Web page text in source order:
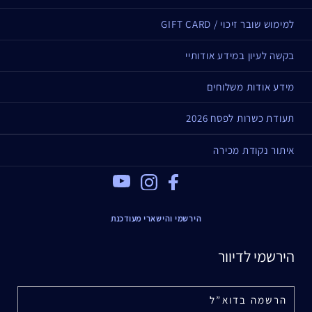
סוג עור
רגיל
אידיאלי עבור
הרמת אזור העיניים
חיזוק העור
קמטי עיניים
נבדק דרמטולוגית ואופטלמולוגית
למימוש שובר זיכוי / GIFT CARD
בקשה לעיון במידע אודותיי
מידע אודות משלוחים
תעודת כשרות לפסח 2026
איתור נקודת מכירה
Facebook
הירשמי והישארי מעודכנת
הירשמי לדיוור